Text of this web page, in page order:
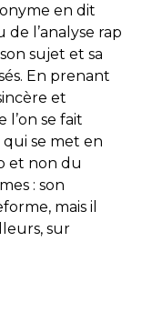
en dit
de l’analyse rap
sujet et sa
En prenant
et
l’on se fait
se met en
et non du
: son
mais il
sur